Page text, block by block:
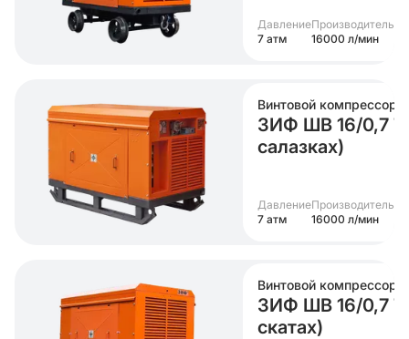
Давление
7 атм
16000 л/мин
Винтовой компрессор
ЗИФ ШВ 16/0,7 Т
салазках)
Давление
7 атм
16000 л/мин
Винтовой компрессор
ЗИФ ШВ 16/0,7 Т
скатах)